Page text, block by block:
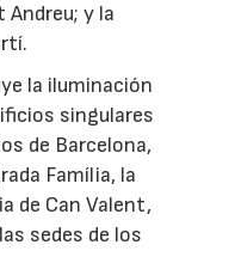
Andreu; y la
la iluminación
singulares
de Barcelona,
Família, la
de Can Valent,
sedes de los